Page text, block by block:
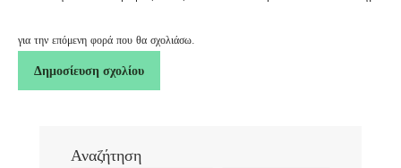
για την επόμενη φορά που θα σχολιάσω.
Αναζήτηση